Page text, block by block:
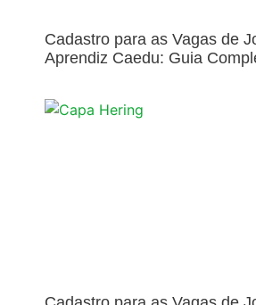
Cadastro para as Vagas de
Aprendiz Caedu: Guia